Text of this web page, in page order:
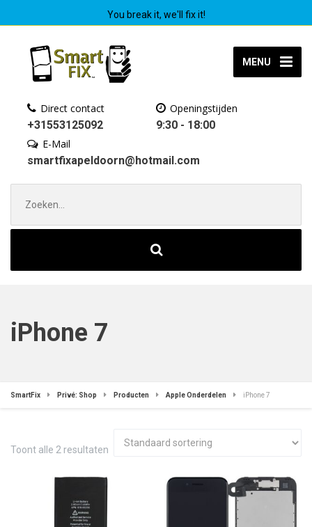
You break it, we'll fix it!
MENU
Direct contact
+31553125092
Openingstijden
9:30 - 18:00
E-Mail
smartfixapeldoorn@hotmail.com
naar:
iPhone 7
SmartFix Privé: Shop Producten Apple Onderdelen iPhone 7
Toont alle 2 resultaten